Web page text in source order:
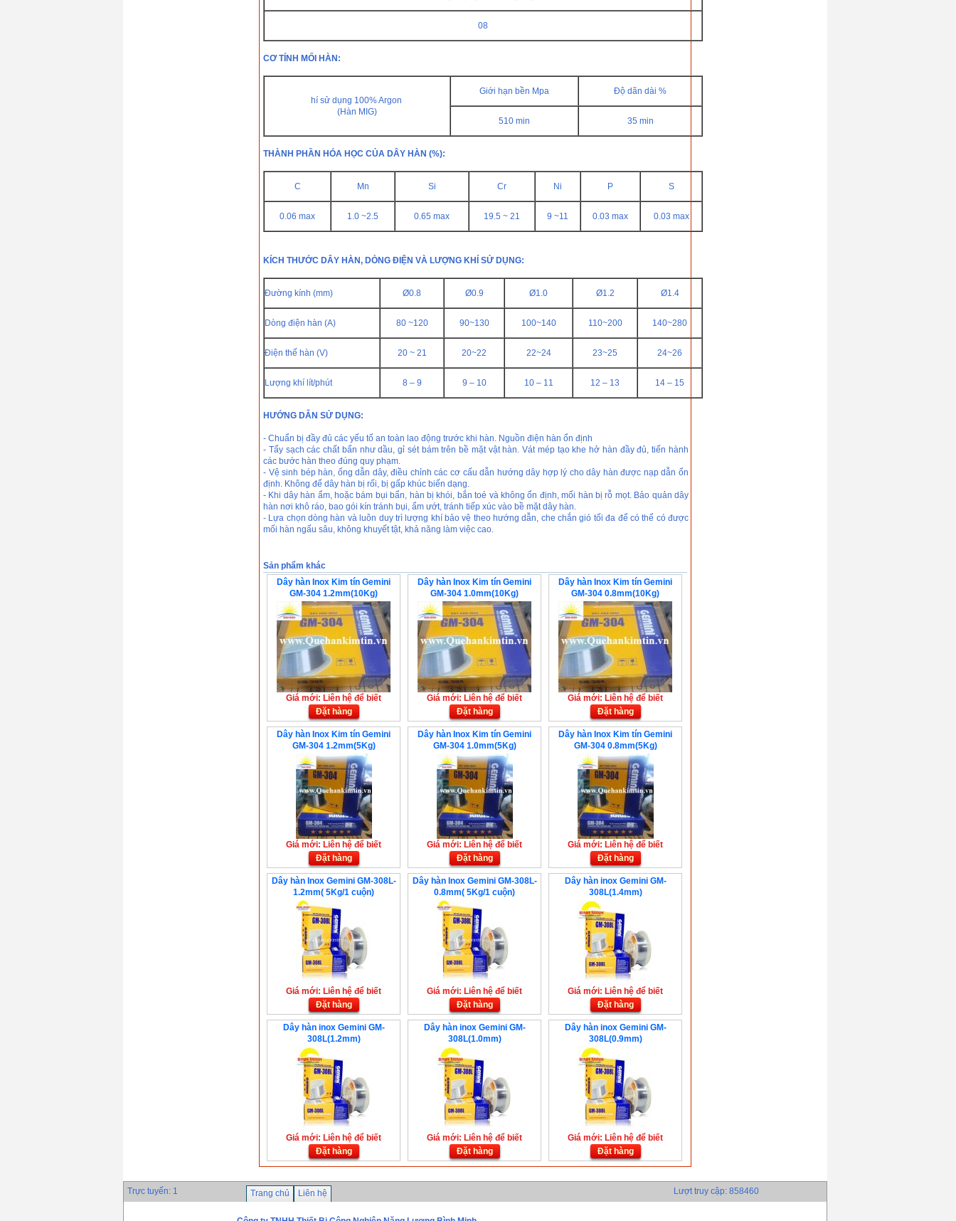
08
CƠ TÍNH MỐI HÀN:
hí sử dụng 100% Argon
(Hàn MIG)
Giới hạn bền Mpa Độ dãn dài %
510 min 35 min
THÀNH PHẦN HÓA HỌC CỦA DÂY HÀN (%):
C Mn Si Cr Ni P S
0.06 max 1.0 ~2.5 0.65 max 19.5 ~ 21 9 ~11 0.03 max 0.03 max
KÍCH THƯỚC DÂY HÀN, DÒNG ĐIỆN VÀ LƯỢNG KHÍ SỬ DỤNG:
Đường kính (mm) Ø0.8 Ø0.9 Ø1.0 Ø1.2 Ø1.4
Dòng điện hàn (A) 80 ~120 90~130 100~140 110~200 140~280
Điện thế hàn (V) 20 ~ 21 20~22 22~24 23~25 24~26
Lượng khí lít/phút 8 – 9 9 – 10 10 – 11 12 – 13 14 – 15
HƯỚNG DẪN SỬ DỤNG:
- Chuẩn bị đầy đủ các yếu tố an toàn lao động trước khi hàn. Nguồn điện hàn ổn định
- Tẩy sạch các chất bẩn như dầu, gỉ sét bám trên bề mặt vật hàn. Vát mép tạo khe hở hàn đầy đủ, tiến hành
các bước hàn theo đúng quy phạm.
- Vệ sinh bép hàn, ống dẫn dây, điều chỉnh các cơ cấu dẫn hướng dây hợp lý cho dây hàn được nạp dẫn ổn
định. Không để dây hàn bị rối, bị gấp khúc biến dạng.
- Khi dây hàn ẩm, hoặc bám bụi bẩn, hàn bị khói, bắn toé và không ổn định, mối hàn bị rỗ mọt. Bảo quản dây
hàn nơi khô ráo, bao gói kín tránh bụi, ẩm ướt, tránh tiếp xúc vào bề mặt dây hàn.
- Lựa chọn dòng hàn và luôn duy trì lượng khí bảo vệ theo hướng dẫn, che chắn gió tối đa để có thể có được
mối hàn ngấu sâu, không khuyết tật, khả năng làm việc cao.
Sản phẩm khác
Dây hàn Inox Kim tín Gemini
GM-304 1.2mm(10Kg)
Giá mới: Liên hệ để biết
Đặt hàng
Dây hàn Inox Kim tín Gemini
GM-304 1.0mm(10Kg)
Giá mới: Liên hệ để biết
Đặt hàng
Dây hàn Inox Kim tín Gemini
GM-304 0.8mm(10Kg)
Giá mới: Liên hệ để biết
Đặt hàng
Dây hàn Inox Kim tín Gemini
GM-304 1.2mm(5Kg)
Giá mới: Liên hệ để biết
Đặt hàng
Dây hàn Inox Kim tín Gemini
GM-304 1.0mm(5Kg)
Giá mới: Liên hệ để biết
Đặt hàng
Dây hàn Inox Kim tín Gemini
GM-304 0.8mm(5Kg)
Giá mới: Liên hệ để biết
Đặt hàng
Dây hàn Inox Gemini GM-308L-
1.2mm( 5Kg/1 cuộn)
Giá mới: Liên hệ để biết
Đặt hàng
Dây hàn Inox Gemini GM-308L-
0.8mm( 5Kg/1 cuộn)
Giá mới: Liên hệ để biết
Đặt hàng
Dây hàn inox Gemini GM-
308L(1.4mm)
Giá mới: Liên hệ để biết
Đặt hàng
Dây hàn inox Gemini GM-
308L(1.2mm)
Giá mới: Liên hệ để biết
Đặt hàng
Dây hàn inox Gemini GM-
308L(1.0mm)
Giá mới: Liên hệ để biết
Đặt hàng
Dây hàn inox Gemini GM-
308L(0.9mm)
Giá mới: Liên hệ để biết
Đặt hàng
Trực tuyến: 1 Trang chủ Liên hệ Lượt truy cập: 858460